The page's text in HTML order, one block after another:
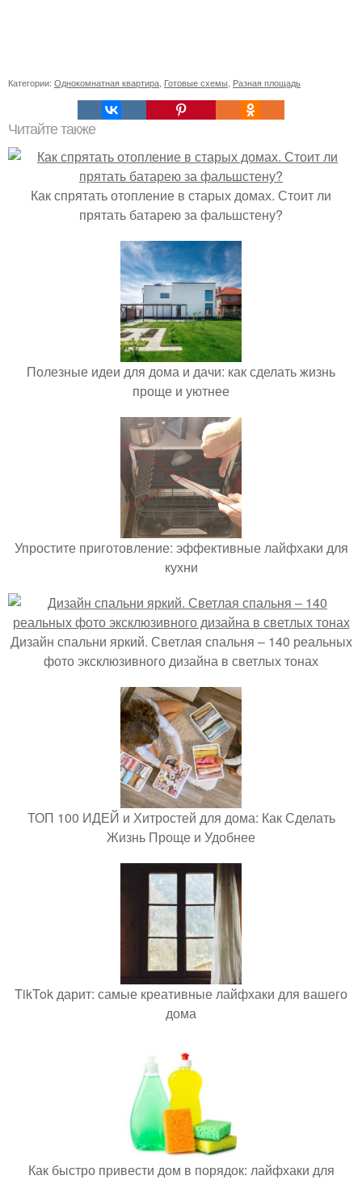
Категории: Однокомнатная квартира Готовые схемы Разная площадь
Читайте также
Как спрятать отопление в старых домах. Стоит ли
прятать батарею за фальшстену?
Полезные идеи для дома и дачи: как сделать жизнь
проще и уютнее
Упростите приготовление: эффективные лайфхаки для
кухни
Дизайн спальни яркий. Светлая спальня – 140 реальных
фото эксклюзивного дизайна в светлых тонах
ТОП 100 ИДЕЙ и Хитростей для дома: Как Сделать
Жизнь Проще и Удобнее
TikTok дарит: самые креативные лайфхаки для вашего
дома
Как быстро привести дом в порядок: лайфхаки для